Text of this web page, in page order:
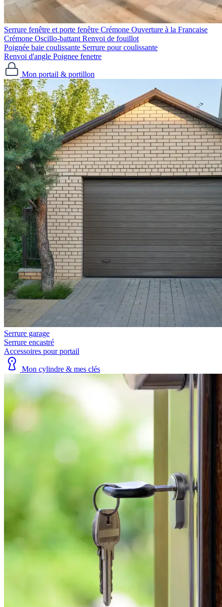
Serrure fenêtre et porte fenêtre Crémone Ouverture à la Francaise
Crémone Oscillo-battant Renvoi de fouillot
Poignée baie coulissante Serrure pour coulissante
Renvoi d'angle Poignee fenetre
Mon portail & portillon
Serrure garage
Serrure encastré
Accessoires pour portail
Mon cylindre & mes clés